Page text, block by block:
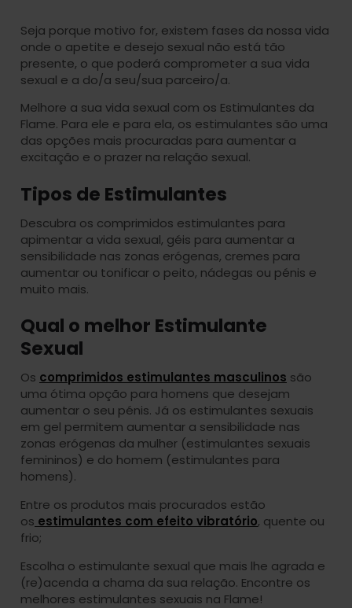
Seja porque motivo for, existem fases da nossa vida
onde o apetite e desejo sexual não está tão
presente, o que poderá comprometer a sua vida
sexual e a do/a seu/sua parceiro/a.
Melhore a sua vida sexual com os Estimulantes da
Flame. Para ele e para ela, os estimulantes são uma
das opções mais procuradas para aumentar a
excitação e o prazer na relação sexual.
Tipos de Estimulantes
Descubra os comprimidos estimulantes para
apimentar a vida sexual, géis para aumentar a
sensibilidade nas zonas erógenas, cremes para
aumentar ou tonificar o peito, nádegas ou pénis e
muito mais.
Qual o melhor Estimulante
Sexual
Os comprimidos estimulantes masculinos são
uma ótima opção para homens que desejam
aumentar o seu pénis. Já os estimulantes sexuais
em gel permitem aumentar a sensibilidade nas
zonas erógenas da mulher (estimulantes sexuais
femininos) e do homem (estimulantes para
homens).
Entre os produtos mais procurados estão
os estimulantes com efeito vibratório, quente ou
frio;
Escolha o estimulante sexual que mais lhe agrada e
(re)acenda a chama da sua relação. Encontre os
melhores estimulantes sexuais na Flame!